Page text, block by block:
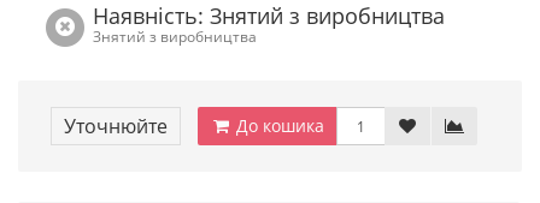
Наявність: Знятий з виробництва
Знятий з виробництва
Уточнюйте До кошика